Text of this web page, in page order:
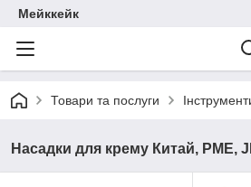
Мейккейк
Товари та послуги
Насадки для крему Китай, PME,